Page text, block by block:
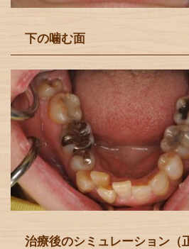
下の噛む面
治療後のシミュレーション（